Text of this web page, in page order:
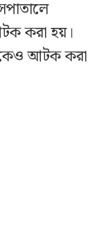
করা হয়।
আটক করা